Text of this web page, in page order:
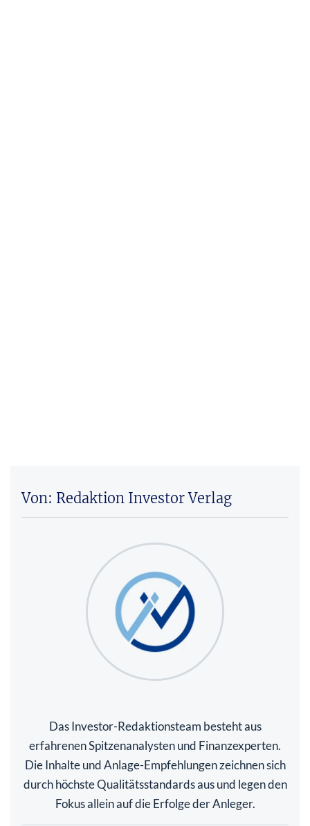
Von: Redaktion Investor Verlag
Das Investor-Redaktionsteam besteht aus
erfahrenen Spitzenanalysten und Finanzexperten.
Die Inhalte und Anlage-Empfehlungen zeichnen sich
durch höchste Qualitätsstandards aus und legen den
Fokus allein auf die Erfolge der Anleger.